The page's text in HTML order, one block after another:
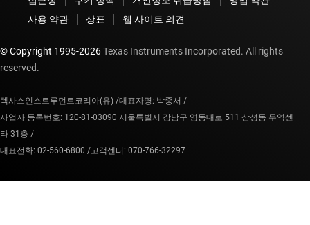
사용 약관
상표 웹 사이트 의견
© Copyright 1995-2026Texas Instruments Incorporated. All rights
reserved.
텍사스인스트루먼트코리아(유) /대표자명: 박중서 /
사업자 등록번호: 120-81-03090 서울특별시 강남구 영동대로 511 삼성동 무역센
타 31층 /
대표전화: 02-560-6800 /고객센터: 070-766-32297